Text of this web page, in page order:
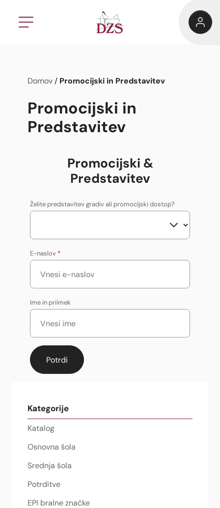
Domov / Promocijski in Predstavitev
Promocijski in
Predstavitev
Promocijski &
Predstavitev
Želite predstavitev gradiv ali promocijski dostop?
E-naslov *
Ime in priimek
Kategorije
Katalog
Osnovna šola
Srednja šola
Potrditve
EPI bralne značke